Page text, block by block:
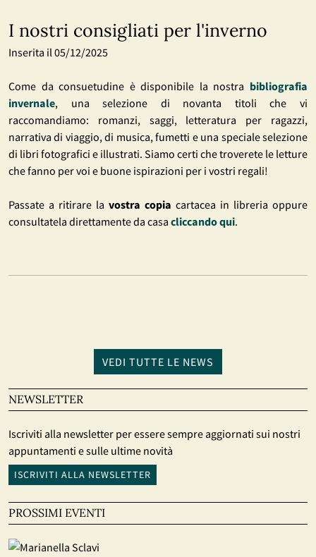
I nostri consigliati per l'inverno
Inserita il 05/12/2025
Come da consuetudine è disponibile la nostra bibliografia
invernale, una selezione di novanta titoli che vi
raccomandiamo: romanzi, saggi, letteratura per ragazzi,
narrativa di viaggio, di musica, fumetti e una speciale selezione
di libri fotografici e illustrati. Siamo certi che troverete le letture
che fanno per voi e buone ispirazioni per i vostri regali!
Passate a ritirare la vostra copia cartacea in libreria oppure
consultatela direttamente da casa cliccando qui.
VEDI TUTTE LE NEWS
NEWSLETTER
Iscriviti alla newsletter per essere sempre aggiornati sui nostri
appuntamenti e sulle ultime novità
ISCRIVITI ALLA NEWSLETTER
PROSSIMI EVENTI